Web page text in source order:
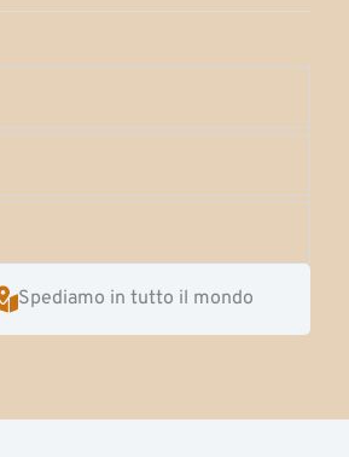
Spediamo in tutto il mondo